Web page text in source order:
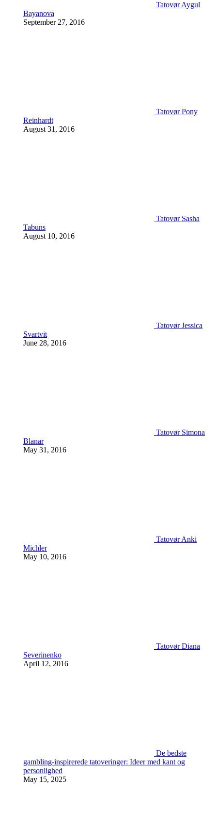
Tatovør Aygul
Bayanova
September 27, 2016
Tatovør Pony
Reinhardt
August 31, 2016
Tatovør Sasha
Tabuns
August 10, 2016
Tatovør Jessica
Svartvit
June 28, 2016
Tatovør Simona
Blanar
May 31, 2016
Tatovør Anki
Michler
May 10, 2016
Tatovør Diana
Severinenko
April 12, 2016
De bedste
gambling-inspirerede tatoveringer: Ideer med kant og
personlighed
May 15, 2025